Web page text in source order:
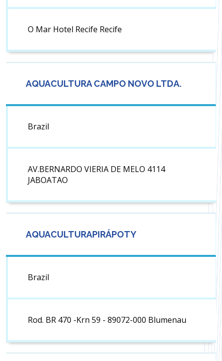
O Mar Hotel Recife Recife
AQUACULTURA CAMPO NOVO LTDA.
Brazil
AV.BERNARDO VIERIA DE MELO 4114
JABOATAO
AQUACULTURAPIRÁPOTY
Brazil
Rod. BR 470 -Krn 59 - 89072-000 Blumenau